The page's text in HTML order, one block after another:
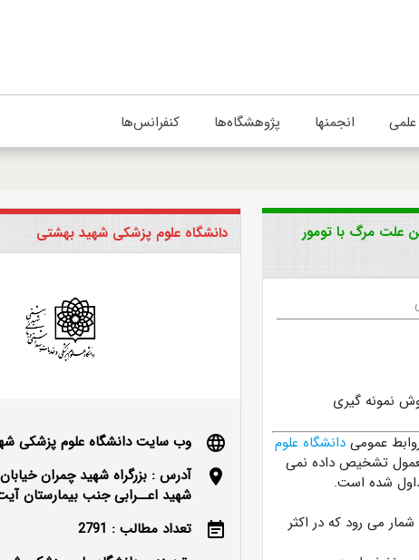
علمی انجمنها پژوهشگاه‌ها کنفرانس‌ها
علت مرگ با تومور
نمونه گیری
عمومی دانشگاه علوم
تشخیص داده نمی
شده است.
می رود که در اکثر
دانشگاه علوم پزشکی شهید بهشتی
language
وب سایت دانشگاه علوم پزشکی
location_on
آدرس : بزرگراه شهید چمران
شهید اعــرابی جنب بیمارستان آیت
event_note
تعداد مطالب : 2791